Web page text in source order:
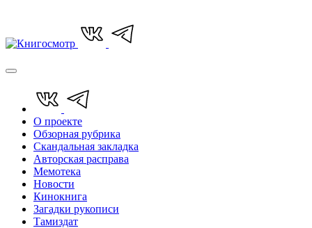
О проекте
Обзорная рубрика
Скандальная закладка
Авторская расправа
Мемотека
Новости
Кинокнига
Загадки рукописи
Тамиздат